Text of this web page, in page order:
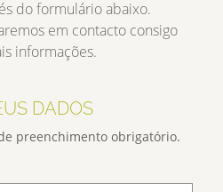
do formulário abaixo.
em contacto consigo
informações.
DADOS
preenchimento obrigatório.